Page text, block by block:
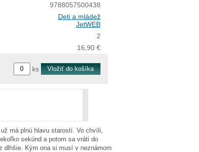
9788057500438
Deti a mládež
JetWEB
2
16,90 €
ks
má plnú hlavu starostí. Vo chvíli,
sekúnd a potom sa vráti do
dlhšie. Kým ona si musí v neznámom